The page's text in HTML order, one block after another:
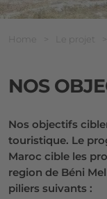
Vous êtes ici:
Home Le projet
NOS
Nos objectifs
touristique. Le
Maroc cible les
region de Béni
piliers suivants :